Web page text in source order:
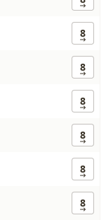
8
8
8
8
8
8